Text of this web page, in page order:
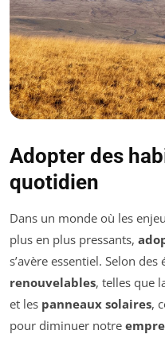
Adopter des
quotidien
Dans un monde où les
plus en plus pressants,
s’avère essentiel. Selon
renouvelables, telles que
et les panneaux solaires,
pour diminuer notre